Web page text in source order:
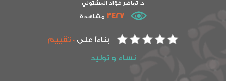
د. تماضر فؤاد المشتولي
3427 مشاهدة
بناءاً على0 تقييم
نساء و توليد